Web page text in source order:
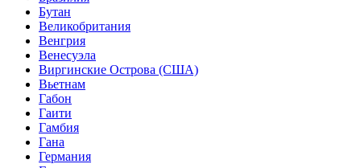
Бутан
Великобритания
Венгрия
Венесуэла
Виргинские Острова (США)
Вьетнам
Габон
Гаити
Гамбия
Гана
Германия